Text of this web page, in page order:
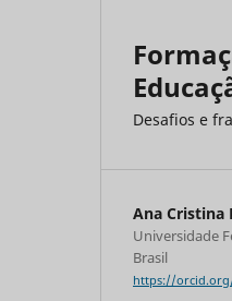
Desafios e
Ana Cristina
Universidade
Brasil
https://orcid.org/